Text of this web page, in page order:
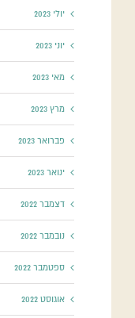
יולי 2023
יוני 2023
מאי 2023
מרץ 2023
פברואר 2023
ינואר 2023
דצמבר 2022
נובמבר 2022
ספטמבר 2022
אוגוסט 2022